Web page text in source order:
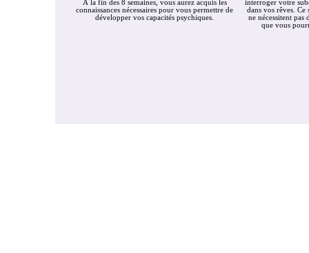
À la fin des 8 semaines, vous aurez acquis les
connaissances nécessaires pour vous permettre de
développer vos capacités psychiques.
interroger votre
dans vos rêves.
ne nécessitent pas
que vous